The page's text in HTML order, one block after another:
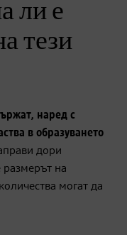
ли е
тези
наред с
в образуването
дори
на
могат да